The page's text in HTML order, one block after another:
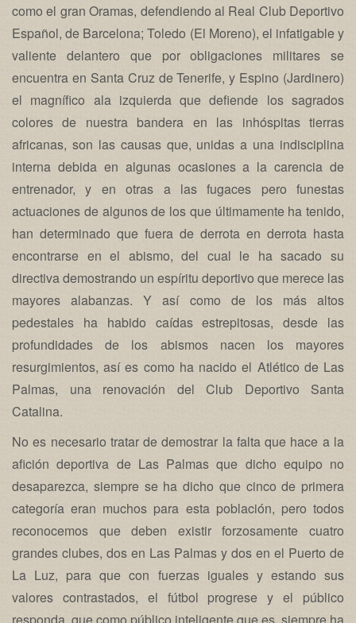
como el gran Oramas, defendiendo al Real Club Deportivo
Español, de Barcelona; Toledo (El Moreno), el infatigable y
valiente delantero que por obligaciones militares se
encuentra en Santa Cruz de Tenerife, y Espino (Jardinero)
el magnífico ala izquierda que defiende los sagrados
colores de nuestra bandera en las inhóspitas tierras
africanas, son las causas que, unidas a una indisciplina
interna debida en algunas ocasiones a la carencia de
entrenador, y en otras a las fugaces pero funestas
actuaciones de algunos de los que últimamente ha tenido,
han determinado que fuera de derrota en derrota hasta
encontrarse en el abismo, del cual le ha sacado su
directiva demostrando un espíritu deportivo que merece las
mayores alabanzas. Y así como de los más altos
pedestales ha habido caídas estrepitosas, desde las
profundidades de los abismos nacen los mayores
resurgimientos, así es como ha nacido el Atlético de Las
Palmas, una renovación del Club Deportivo Santa
Catalina.
No es necesario tratar de demostrar la falta que hace a la
afición deportiva de Las Palmas que dicho equipo no
desaparezca, siempre se ha dicho que cinco de primera
categoría eran muchos para esta población, pero todos
reconocemos que deben existir forzosamente cuatro
grandes clubes, dos en Las Palmas y dos en el Puerto de
La Luz, para que con fuerzas iguales y estando sus
valores contrastados, el fútbol progrese y el público